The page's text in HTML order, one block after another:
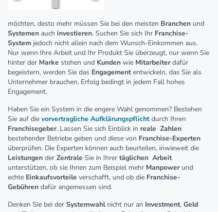
möchten, desto mehr müssen Sie bei den meisten Branchen und
Systemen auch investieren. Suchen Sie sich Ihr Franchise-
System jedoch nicht allein nach dem Wunsch-Einkommen aus.
Nur wenn Ihre Arbeit und Ihr Produkt Sie überzeugt, nur wenn Sie
hinter der Marke stehen und Kunden wie Mitarbeiterdafür
begeistern, werden Sie das Engagemententwickeln, das Sie als
Unternehmer brauchen. Erfolg bedingt in jedem Fall hohes
Engagement.
Haben Sie ein System in die engere Wahl genommen? Bestehen
Sie auf die vorvertragliche Aufklärungspflichtdurch Ihren
Franchisegeber. Lassen Sie sich Einblick in reale Zahlen
bestehender Betriebe geben und diese von Franchise-Experten
überprüfen. Die Experten können auch beurteilen, inwieweit die
Leistungen der Zentrale Sie in Ihrer täglichen Arbeit
unterstützen, ob sie Ihnen zum Beispiel mehr Manpowerund
echte Einkaufsvorteile verschafft, und ob die Franchise-
Gebühren dafür angemessen sind.
Denken Sie bei der Systemwahlnicht nur an Investment, Geld